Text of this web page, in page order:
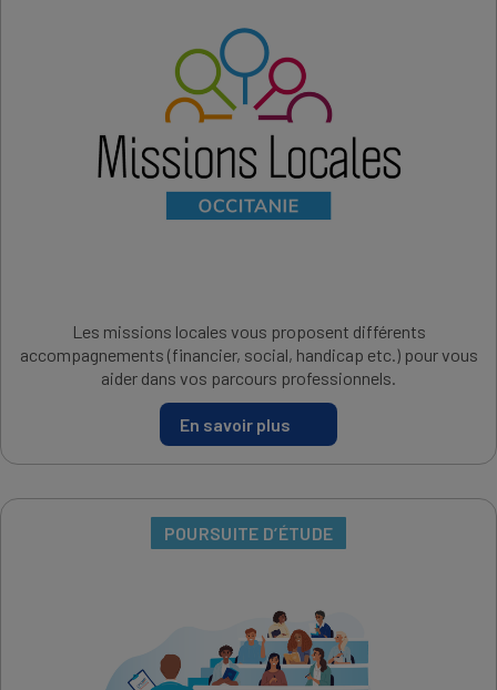
Les missions locales vous proposent différents
accompagnements (financier, social, handicap etc.) pour vous
aider dans vos parcours professionnels.
En savoir plus
POURSUITE D’ÉTUDE